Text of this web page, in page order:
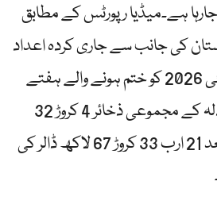
ہے۔میڈیا رپورٹس کے مطابق
کی جانب سے جاری کردہ اعداد
و شمار کے مطابق 8 مئی 2026 کو ختم ہونے والے ہفتے
کے دوران ملکی زرمبادلہ کے مجموعی ذخائر 4 کروڑ 32
لاکھ ڈالر اضافے کے بعد 21 ارب 33 کروڑ 67 لاکھ ڈالر کی